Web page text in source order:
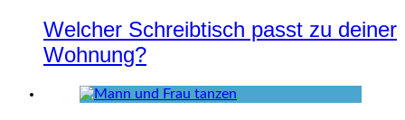
Welcher Schreibtisch passt zu deiner
Wohnung?